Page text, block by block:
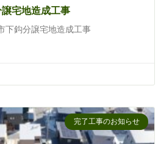
譲宅地造成工事
下鈎分譲宅地造成工事
完了工事のお知らせ